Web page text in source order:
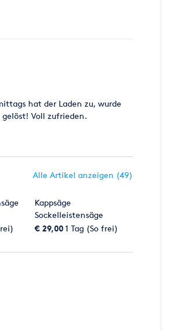
hat der Laden zu, wurde
Voll zufrieden.
Alle Artikel anzeigen (49)
Kappsäge
Sockelleistensäge
FESTO SYMMETRIC 70
€ 29,001 Tag (So frei)